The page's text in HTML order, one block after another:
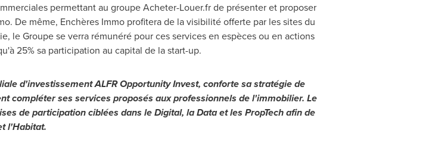
permettant au groupe Acheter-Louer.fr de présenter et proposer
De même, Enchères Immo profitera de la visibilité offerte par les sites du
le Groupe se verra rémunéré pour ces services en espèces ou en actions
25% sa participation au capital de la start-up.
d'investissementALFR Opportunity Invest, conforte sa stratégie de
compléter ses services proposés aux professionnels de l'immobilier. Le
de participation ciblées dans le Digital, la Data et les PropTech afin de
l'Habitat.